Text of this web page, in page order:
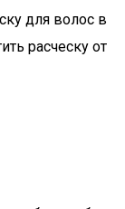
для волос в
расческу от